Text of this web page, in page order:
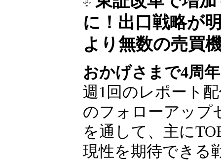
東証改革で増加
に！出口戦略が
より無数の売買
おかげさまで4周年
週1回のレポート
のフォローアップ
を通して、主に